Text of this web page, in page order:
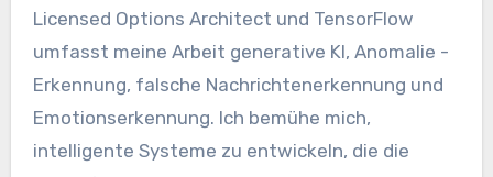
Licensed Options Architect und TensorFlow
umfasst meine Arbeit generative KI, Anomalie -
Erkennung, falsche Nachrichtenerkennung und
Emotionserkennung. Ich bemühe mich,
intelligente Systeme zu entwickeln, die die